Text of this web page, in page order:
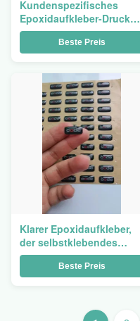
Kundenspezifisches
Epoxidaufkleber-Drucken
für den elektronischen
Preis Mehrfarben
Beste Preis
Klarer Epoxidaufkleber,
der selbstklebendes
wasserdichtes
kundengebundenes
Beste Preis